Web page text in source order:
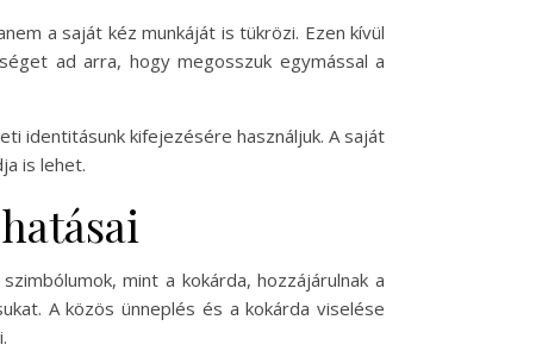
a saját kéz munkáját is tükrözi. Ezen kívül
ad arra, hogy megosszuk egymással a
identitásunk kifejezésére használjuk. A saját
is lehet.
mint a kokárda, hozzájárulnak a
A közös ünneplés és a kokárda viselése